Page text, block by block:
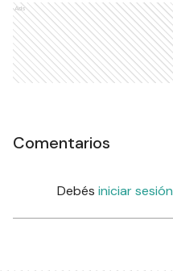
Ads
Comentarios
Debés iniciar sesión